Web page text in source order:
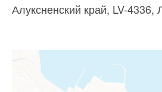
Алуксненский край, LV-4336,